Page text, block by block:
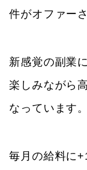
件がオファー
新感覚の副業
楽しみながら
なっています。
毎月の給料に